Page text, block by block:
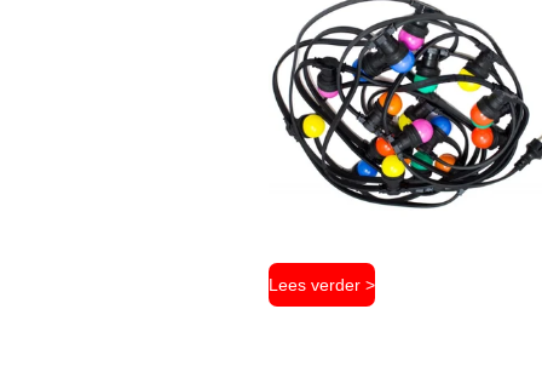
Lees verder >